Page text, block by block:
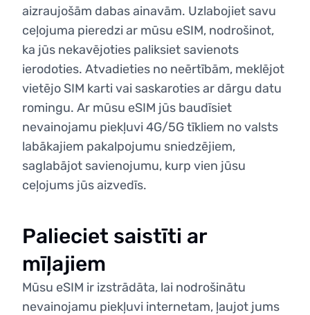
aizraujošām dabas ainavām. Uzlabojiet savu
ceļojuma pieredzi ar mūsu eSIM, nodrošinot,
ka jūs nekavējoties paliksiet savienots
ierodoties. Atvadieties no neērtībām, meklējot
vietējo SIM karti vai saskaroties ar dārgu datu
romingu. Ar mūsu eSIM jūs baudīsiet
nevainojamu piekļuvi 4G/5G tīkliem no valsts
labākajiem pakalpojumu sniedzējiem,
saglabājot savienojumu, kurp vien jūsu
ceļojums jūs aizvedīs.
Palieciet saistīti ar
mīļajiem
Mūsu eSIM ir izstrādāta, lai nodrošinātu
nevainojamu piekļuvi internetam, ļaujot jums